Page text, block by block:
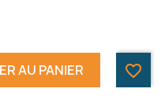
AU PANIER favorite_border